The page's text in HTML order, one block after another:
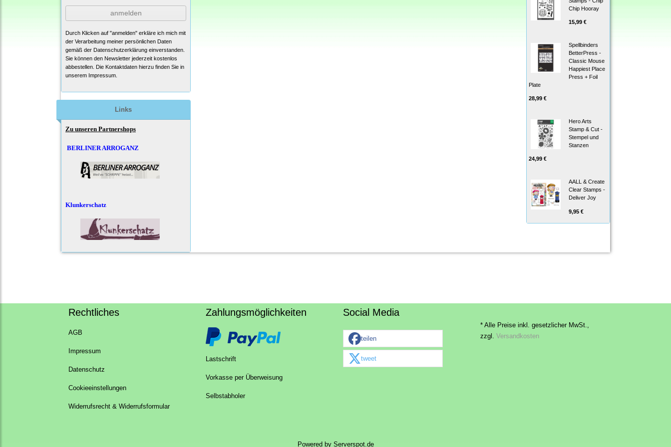
anmelden
Durch Klicken auf "anmelden" erkläre ich mich mit
der Verarbeitung meiner persönlichen Daten
gemäß der Datenschutzerklärung einverstanden.
Sie können den Newsletter jederzeit kostenlos
abbestellen. Die Kontaktdaten hierzu finden Sie in
unserem Impressum.
Links
Zu unseren Partnershops
BERLINER ARROGANZ
Klunkerschatz
Chip Hooray
15,99 €
Spellbinders
BetterPress -
Classic Mouse
Happiest Place
Press + Foil
Plate
28,99 €
Hero Arts
Stamp & Cut -
Stempel und
Stanzen
24,99 €
AALL & Create
Clear Stamps -
Deliver Joy
9,95 €
Rechtliches
AGB
Impressum
Datenschutz
Cookieeinstellungen
Widerrufsrecht & Widerrufsformular
Zahlungsmöglichkeiten
Lastschrift
Vorkasse per Überweisung
Selbstabholer
Social Media
teilen
tweet
* Alle Preise inkl. gesetzlicher MwSt.,
zzgl. Versandkosten
Powered by Serverspot.de